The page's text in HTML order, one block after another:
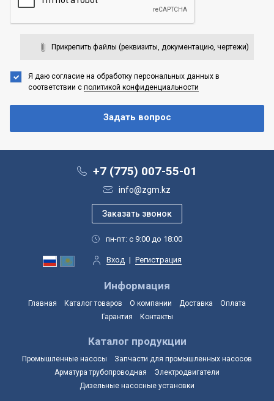
Прикрепить файлы (реквизиты, документацию, чертежи)
Я даю согласие на обработку персональных данных в
соответствии с политикой конфиденциальности
+7 (775) 007-55-01
info@zgm.kz
пн-пт: с 9:00 до 18:00
Вход | Регистрация
Информация
Главная Каталог товаров О компании Доставка
Оплата
Гарантия
Контакты
Каталог продукции
Промышленные насосы
Запчасти для промышленных насосов
Арматура трубопроводная
Электродвигатели
Дизельные насосные установки